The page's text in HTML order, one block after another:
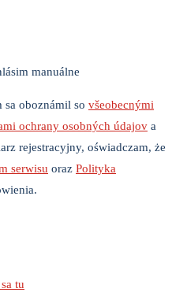
manuálne
sa oboznámil so všeobecnými
ochrany osobných údajov a
rejestracyjny, oświadczam, że
serwisu oraz Polityka
tu